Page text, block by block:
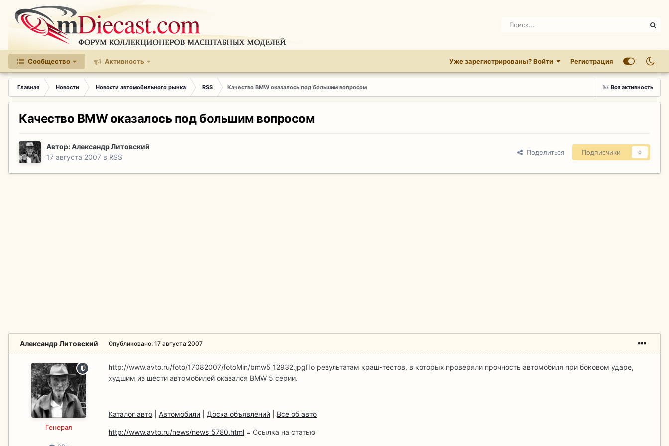
Сообщество Активность Уже зарегистрированы? Войти Регистрация
Вся активность
Главная Новости Новости автомобильного рынка RSS Качество BMW оказалось под большим вопросом
Качество BMW оказалось под большим вопросом
Автор:Александр Литовский
17 августа 2007 в RSS
Поделиться Подписчики 0
Александр Литовский
Гeнерал
Опубликовано: 17 августа 2007
http://www.avto.ru/foto/17082007/fotoMin/bmw5_12932.jpgПо результатам краш-тестов, в которых проверяли прочность автомобиля при боковом ударе,
худшим из шести автомобилей оказался BMW 5 серии.
Каталог авто Автомобили Доска объявлений Все об авто
http://www.avto.ru/news/news_5780.html = Ссылка на статью